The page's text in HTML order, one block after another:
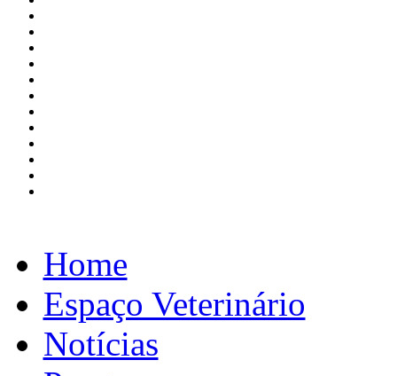
Home
Espaço Veterinário
Notícias